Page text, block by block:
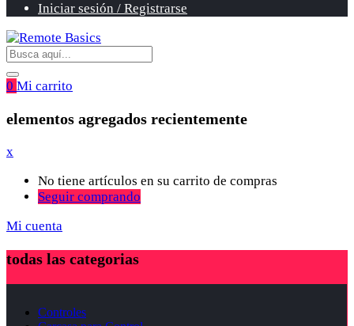
Iniciar sesión / Registrarse
0 Mi carrito
elementos agregados recientemente
x
No tiene artículos en su carrito de compras
Seguir comprando
Mi cuenta
todas las categorias
Controles